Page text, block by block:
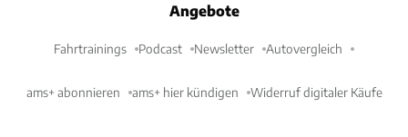
Angebote
Fahrtrainings Podcast Newsletter Autovergleich
ams+ abonnieren ams+ hier kündigen Widerruf digitaler Käufe